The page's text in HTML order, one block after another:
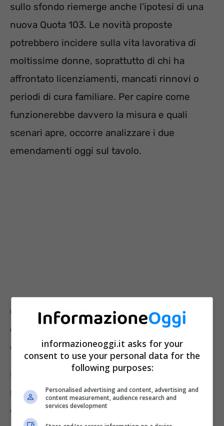
sullo sfondo riemerge anche l’ipotesi di una
nuova Quota 103. Le novità proposte
potrebbero incidere sulla vita lavorativa di
moltissime donne, soprattutto di chi ha
affrontato licenziamenti, mancati rinnovi o
periodi di cura familiare. Per capire come
funzionerebbe davvero la misura e quali
scenari apre, occorre analizzare i due
emendamenti oggi sul tavolo.
Opzione Donna 2026: cosa
cambierebbe davvero con gli
emendamenti
Il tentativo di riportare in vita Opzione Donna
nasce dall’esigenza di superare l’attuale
configurazione, rimasta valida solo per chi
informazioneoggi.it asks for your
consent to use your personal data for the
following purposes:
Personalised advertising and content, advertising and
content measurement, audience research and
services development